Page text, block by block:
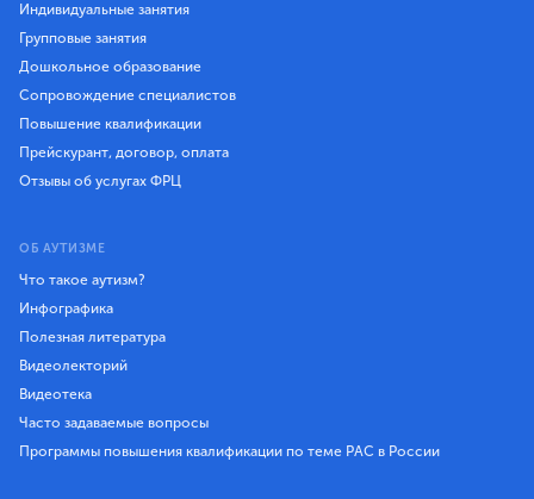
Индивидуальные занятия
Групповые занятия
Дошкольное образование
Сопровождение специалистов
Повышение квалификации
Прейскурант, договор, оплата
Отзывы об услугах ФРЦ
ОБ АУТИЗМЕ
Что такое аутизм?
Инфографика
Полезная литература
Видеолекторий
Видеотека
Часто задаваемые вопросы
Программы повышения квалификации по теме РАС в России